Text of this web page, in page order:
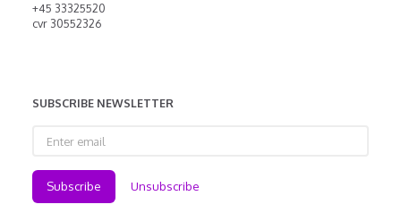
+45 33325520
cvr 30552326
SUBSCRIBE NEWSLETTER
email
Subscribe Unsubscribe